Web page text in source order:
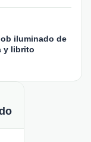
iluminado de
y librito